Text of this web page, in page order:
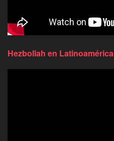
Hezbollah en Latinoamérica